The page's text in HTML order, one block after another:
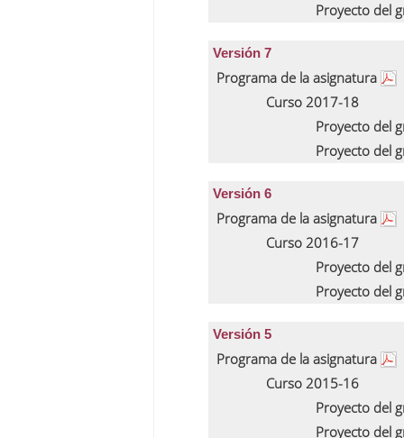
Proyecto del
Versión 7
Programa de la asignatura
Curso 2017-18
Proyecto del
Proyecto del
Versión 6
Programa de la asignatura
Curso 2016-17
Proyecto del
Proyecto del
Versión 5
Programa de la asignatura
Curso 2015-16
Proyecto del
Proyecto del